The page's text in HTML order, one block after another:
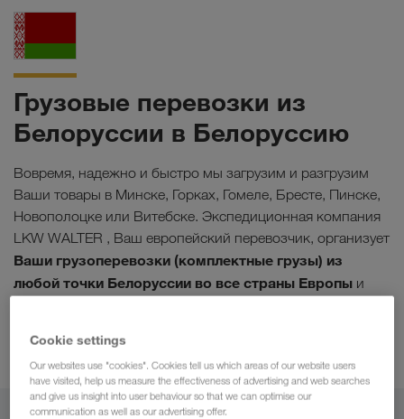
Грузовые перевозки из
Белоруссии в Белоруссию
Вовремя, надежно и быстро мы загрузим и разгрузим
Ваши товары в Минске, Горках, Гомеле, Бресте, Пинске,
Новополоцке или Витебске. Экспедиционная компания
LKW WALTER , Ваш европейский перевозчик, организует
Ваши грузоперевозки (комплектные грузы) из
любой точки Белоруссии во все страны Европы и
преимуществалогистики на высшем уровне
Cookie settings
Our websites use "cookies". Cookies tell us which areas of our website users
have visited, help us measure the effectiveness of advertising and web searches
and give us insight into user behaviour so that we can optimise our
communication as well as our advertising offer.